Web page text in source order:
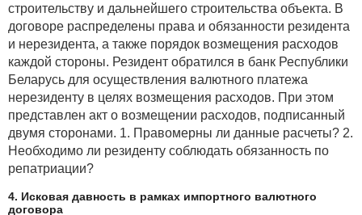
строительству и дальнейшего строительства объекта. В
договоре распределены права и обязанности резидента
и нерезидента, а также порядок возмещения расходов
каждой стороны. Резидент обратился в банк Республики
Беларусь для осуществления валютного платежа
нерезиденту в целях возмещения расходов. При этом
представлен акт о возмещении расходов, подписанный
двумя сторонами. 1. Правомерны ли данные расчеты? 2.
Необходимо ли резиденту соблюдать обязанность по
репатриации?
4. Исковая давность в рамках импортного валютного
договора